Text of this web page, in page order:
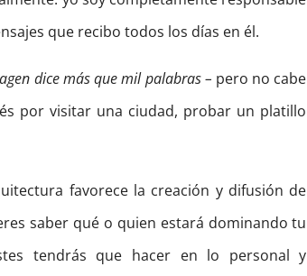
que recibo todos los días en él.
dice más que mil palabras – pero no cabe
por visitar una ciudad, probar un platillo
favorece la creación y difusión de
saber qué o quien estará dominando tu
tendrás que hacer en lo personal y